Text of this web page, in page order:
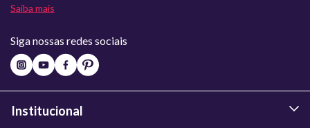
Saiba mais
Siga nossas redes sociais
Institucional